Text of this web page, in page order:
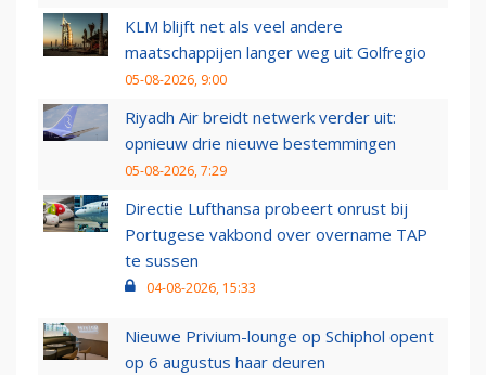
KLM blijft net als veel andere
maatschappijen langer weg uit Golfregio
05-08-2026, 9:00
Riyadh Air breidt netwerk verder uit:
opnieuw drie nieuwe bestemmingen
05-08-2026, 7:29
Directie Lufthansa probeert onrust bij
Portugese vakbond over overname TAP
te sussen
04-08-2026, 15:33
Nieuwe Privium-lounge op Schiphol opent
op 6 augustus haar deuren